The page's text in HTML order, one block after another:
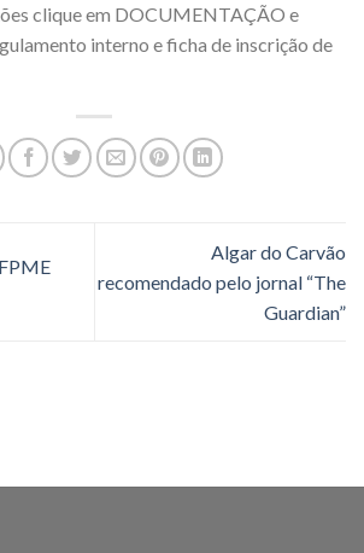
clique em DOCUMENTAÇÃO e
interno e ficha de inscrição de
Algar do Carvão
recomendado pelo jornal “The
Guardian”